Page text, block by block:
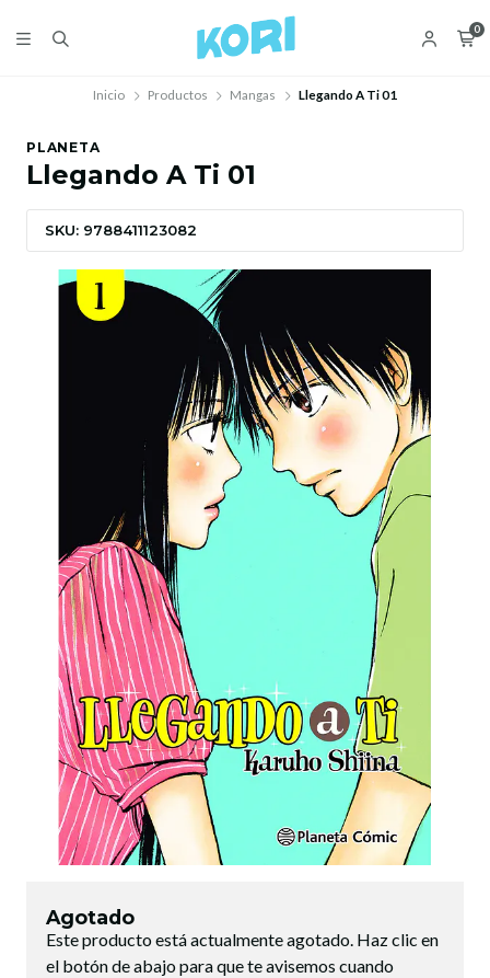
0
Inicio Productos Mangas Llegando A Ti 01
PLANETA
Llegando A Ti 01
SKU: 9788411123082
Agotado
Este producto está actualmente agotado. Haz clic en
el botón de abajo para que te avisemos cuando